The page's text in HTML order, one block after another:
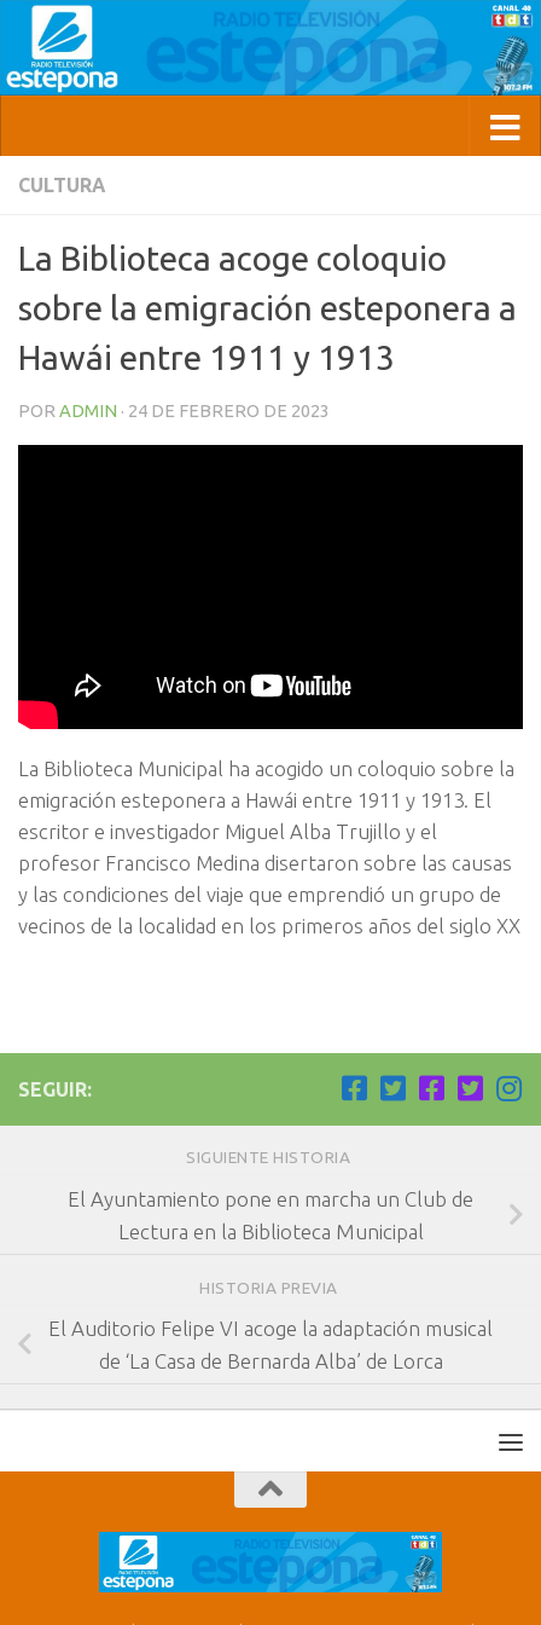
CULTURA
La Biblioteca acoge coloquio
sobre la emigración esteponera a
Hawái entre 1911 y 1913
POR ADMIN · 24 DE FEBRERO DE 2023
La Biblioteca Municipal ha acogido un coloquio sobre la
emigración esteponera a Hawái entre 1911 y 1913. El
escritor e investigador Miguel Alba Trujillo y el
profesor Francisco Medina disertaron sobre las causas
y las condiciones del viaje que emprendió un grupo de
vecinos de la localidad en los primeros años del siglo XX
SEGUIR:
SIGUIENTE HISTORIA
El Ayuntamiento pone en marcha un Club de
Lectura en la Biblioteca Municipal
HISTORIA PREVIA
El Auditorio Felipe VI acoge la adaptación musical
de ‘La Casa de Bernarda Alba’ de Lorca